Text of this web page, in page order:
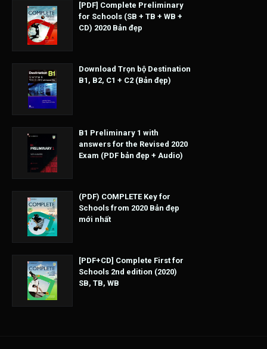
[PDF] Complete Preliminary
for Schools (SB + TB + WB +
CD) 2020 Bản đẹp
Download Trọn bộ Destination
B1, B2, C1 + C2 (Bản đẹp)
B1 Preliminary 1 with
answers for the Revised 2020
Exam (PDF bản đẹp + Audio)
(PDF) COMPLETE Key for
Schools from 2020 Bản đẹp
mới nhất
[PDF+CD] Complete First for
Schools 2nd edition (2020)
SB, TB, WB